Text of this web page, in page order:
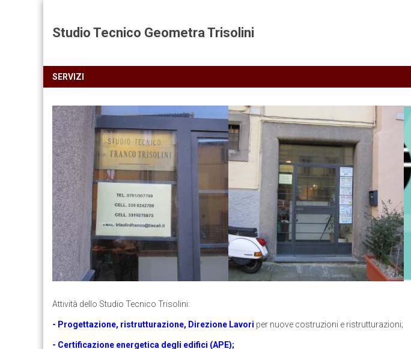
Studio Tecnico Geometra Trisolini
SERVIZI
Attività dello Studio Tecnico Trisolini:
- Progettazione, ristrutturazione, Direzione Lavori per nuove costruzioni e ristrutturazioni;
- Certificazione energetica degli edifici (APE);